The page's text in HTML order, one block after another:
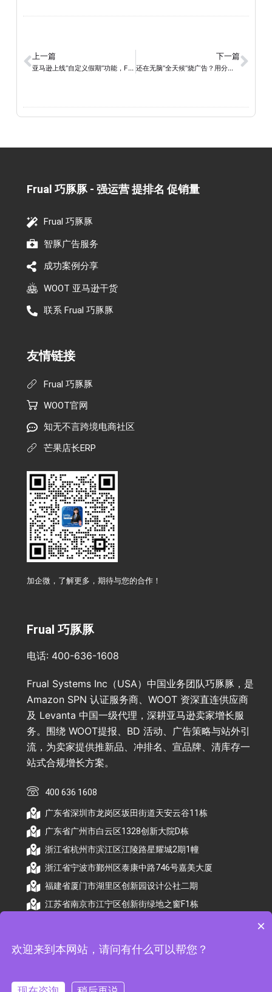
上一篇
亚马逊上线“自定义假期”功能，FBM卖家休假也不用关店断流了
下一篇
还在无脑“全天候”烧广告？用分时策略把 TACOS 打下来
Frual 巧豚豚 - 强运营 提排名 促销量​
Frual 巧豚豚
智豚广告服务
成功案例分享
WOOT 亚马逊干货
联系 Frual 巧豚豚
友情链接
Frual 巧豚豚
WOOT官网
知无不言跨境电商社区
芒果店长ERP
加企微，了解更多，期待与您的合作！
Frual 巧豚豚
电话: 400-636-1608
Frual Systems Inc（USA）中国业务团队巧豚豚，是
Amazon SPN 认证服务商、WOOT 资深直连供应商
及 Levanta 中国一级代理，深耕亚马逊卖家增长服
务。围绕 WOOT提报、BD 活动、广告策略与站外引
流，为卖家提供推新品、冲排名、宣品牌、清库存一
站式合规增长方案。
400 636 1608
广东省深圳市龙岗区坂田街道天安云谷11栋
广东省广州市白云区1328创新大院D栋
浙江省杭州市滨江区江陵路星耀城2期1幢
浙江省宁波市鄞州区泰康中路746号嘉美大厦
福建省厦门市湖里区创新园设计公社二期
江苏省南京市江宁区创新街绿地之窗F1栋
×
欢迎来到本网站，请问有什么可以帮您？